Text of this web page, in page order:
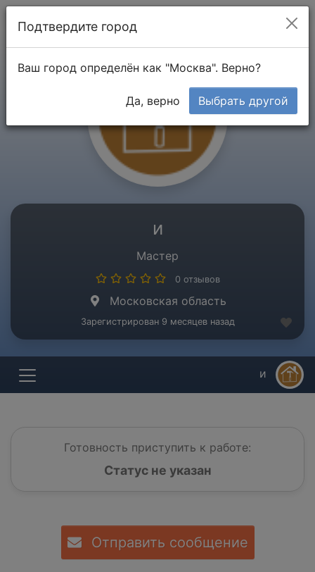
и
Мастер
0 отзывов
Московская область
Зарегистрирован 9 месяцев назад
и
Готовность приступить к работе:
Статус не указан
Отправить сообщение
Подтвердите город
Ваш город определён как "Москва". Верно?
Да, верно Выбрать другой